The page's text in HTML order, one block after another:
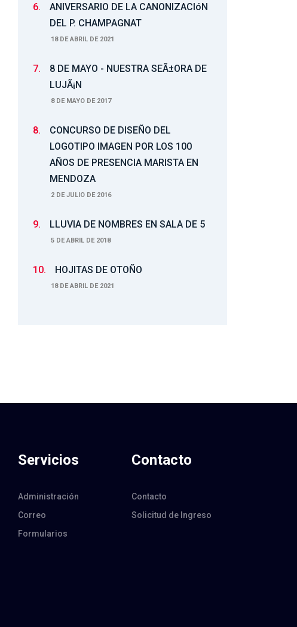
6.
ANIVERSARIO DE LA CANONIZACIóN
DEL P. CHAMPAGNAT
18 DE ABRIL DE 2021
7.
8 DE MAYO - NUESTRA SEÃ±ORA DE
LUJÃ¡N
8 DE MAYO DE 2017
8.
CONCURSO DE DISEÑO DEL
LOGOTIPO IMAGEN POR LOS 100
AÑOS DE PRESENCIA MARISTA EN
MENDOZA
2 DE JULIO DE 2016
9. LLUVIA DE NOMBRES EN SALA DE 5
5 DE ABRIL DE 2018
10. HOJITAS DE OTOÑO
18 DE ABRIL DE 2021
Servicios
Administración
Correo
Formularios
Contacto
Contacto
Solicitud de Ingreso